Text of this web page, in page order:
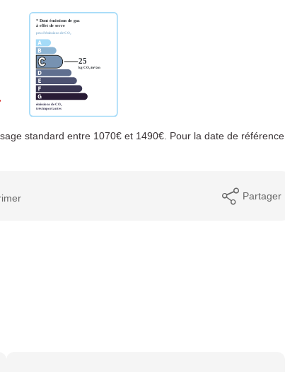
standard entre 1070€ et 1490€. Pour la date de référence
Partager